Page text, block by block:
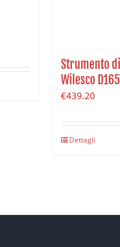
Strumento
Wilesco D165
€439.20
Dettagli